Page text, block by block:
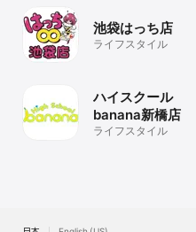
池袋はっち店
ライフスタイル
ハイスクール
banana新橋店
ライフスタイル